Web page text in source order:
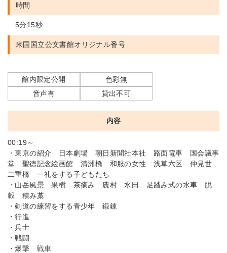
時間
5分15秒
米国国立公文書館オリジナル番号
館内限定公開
色彩無
音声有
貸出不可
内容
00:19～
・東京の紹介 日本劇場 朝日新聞社本社 路面電車 国会議事
堂 聖徳記念絵画館 清洲橋 和服の女性 浅草六区 仲見世
二重橋 一礼をする子どもたち
・山岳風景 果樹 茶摘み 農村 水田 足踏み式の水車 脱
穀 積み藁
・剣道の練習をする青少年 鍛錬
・行進
・兵士
・戦闘
・爆撃 戦車